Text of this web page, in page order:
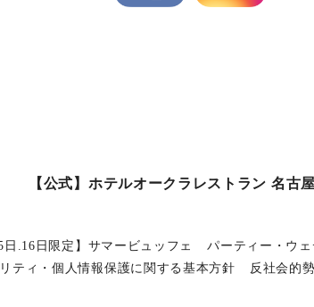
【公式】ホテルオークラレストラン 名古屋
日.16日限定】サマービュッフェ パーティー・ウ
ティ・個人情報保護に関する基本方針 反社会的